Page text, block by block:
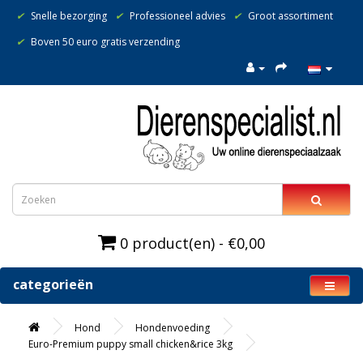
✔ Snelle bezorging ✔ Professioneel advies ✔ Groot assortiment
✔ Boven 50 euro gratis verzending
0 product(en) - €0,00
categorieën
Hond
Hondenvoeding
Euro-Premium puppy small chicken&rice 3kg